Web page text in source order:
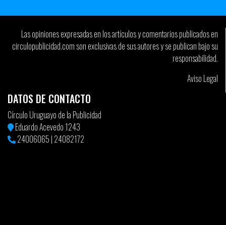
Las opiniones expresadas en los artículos y comentarios publicados en
circulopublicidad.com son exclusivas de sus autores y se publican bajo su
responsabilidad.
Aviso Legal
DATOS DE CONTACTO
Círculo Uruguayo de la Publicidad
Eduardo Acevedo 1243
24006065 | 24082172